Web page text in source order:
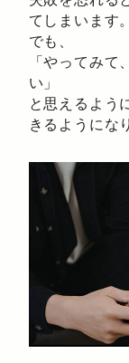
てしまいます。
でも、
「やってみ
い」
と思えるよう
きるようにな